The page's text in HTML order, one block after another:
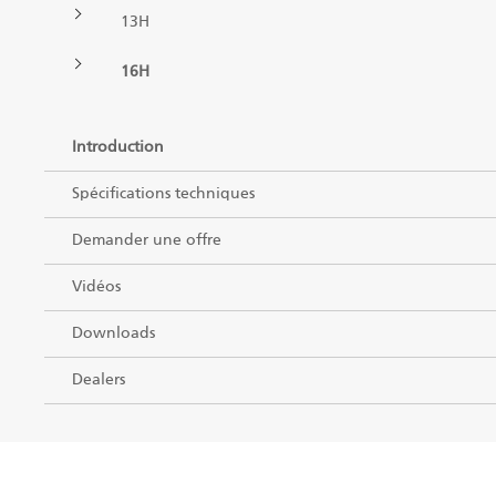
Remorques
Processeur à alimentation pulsée
Grappins I
FR
13H
16H
Introduction
Spécifications techniques
Demander une offre
Vidéos
Downloads
Dealers